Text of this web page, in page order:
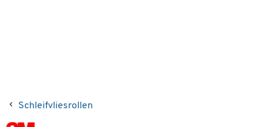
Schleifvliesrollen